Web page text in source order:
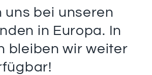
uns bei unseren
in Europa. In
bleiben wir weiter